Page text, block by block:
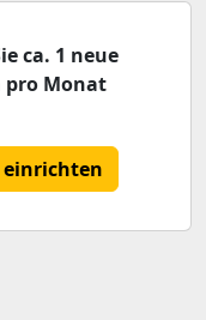
ca. 1 neue
pro Monat
einrichten